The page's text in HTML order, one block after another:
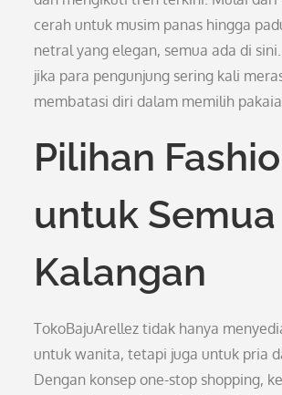
cerah untuk musim panas hingga
netral yang elegan, semua ada di
jika para pengunjung sering kali
membatasi diri dalam memilih
Pilihan
untuk Semua
Kalangan
TokoBajuArellez tidak hanya
untuk wanita, tetapi juga untuk pria
Dengan konsep one-stop shopping,